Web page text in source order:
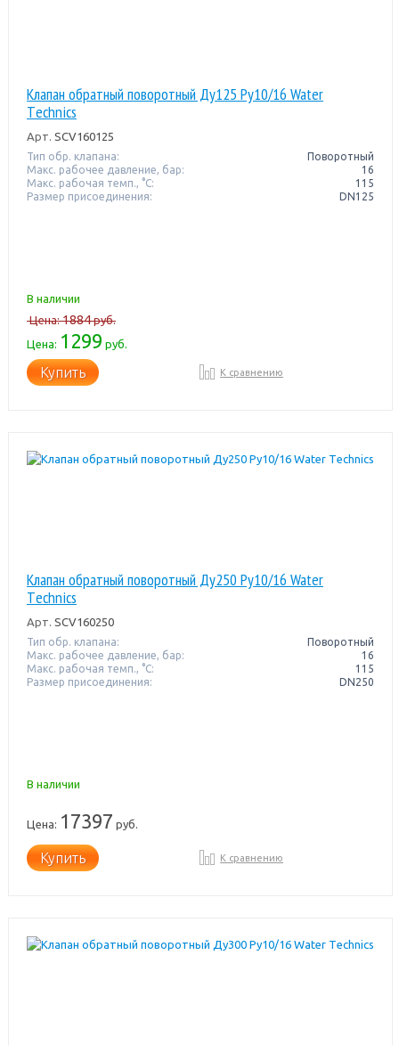
Клапан обратный поворотный Ду125 Pу10/16 Water
Тechnics
Арт. SCV160125
Тип обр. клапана:
Поворотный
Макс. рабочее давление, бар:
16
Макс. рабочая темп., °С:
115
Размер присоединения:
DN125
В наличии
Цена:1884руб.
Цена: 1299 руб.
Купить К сравнению
Клапан обратный поворотный Ду250 Pу10/16 Water
Тechnics
Арт. SCV160250
Тип обр. клапана:
Поворотный
Макс. рабочее давление, бар:
16
Макс. рабочая темп., °С:
115
Размер присоединения:
DN250
В наличии
Цена: 17397 руб.
Купить К сравнению